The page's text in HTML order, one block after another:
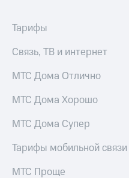
карту
Перейти
eSIM
Для дома
Выберите
и подключите
ТВ
Личный
кабинет
интернета
ТВ
кабинет
ТВ
приложение
Тарифы
Связь, ТВ и интернет
МТС Дома Отлично
МТС Дома Хорошо
МТС Дома Супер
Тарифы мобильной связи
МТС Проще